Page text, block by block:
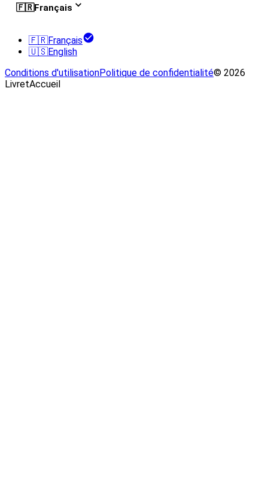
🇫🇷Français
🇫🇷Français
🇺🇸English
Conditions d'utilisationPolitique de confidentialité© 2026
LivretAccueil